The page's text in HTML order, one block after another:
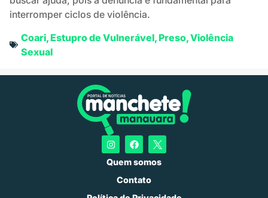
interromper ciclos de violência.
Coari,Estupro de Vulnerável,Preso,Violência
Sexual
Quem somos
Contato